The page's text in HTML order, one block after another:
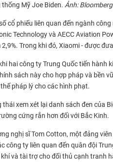
thống Mỹ Joe Biden. Ảnh:
cổ phiếu liên quan đến ngành
Technology và AECC Aviation
2,9%. Trong khi đó, Xiaomi - được
hai công ty Trung Quốc tiến hành
sách này cho hợp pháp và bền
pháp lý cho các hình phạt.
thái xem xét lại danh sách đen của
cứng rắn hơn đối với Bắc Kinh.
nghị sĩ Tom Cotton, một đảng
công ty liên quan đến quân đội
khí và tài trợ cho đối thủ cạnh tranh